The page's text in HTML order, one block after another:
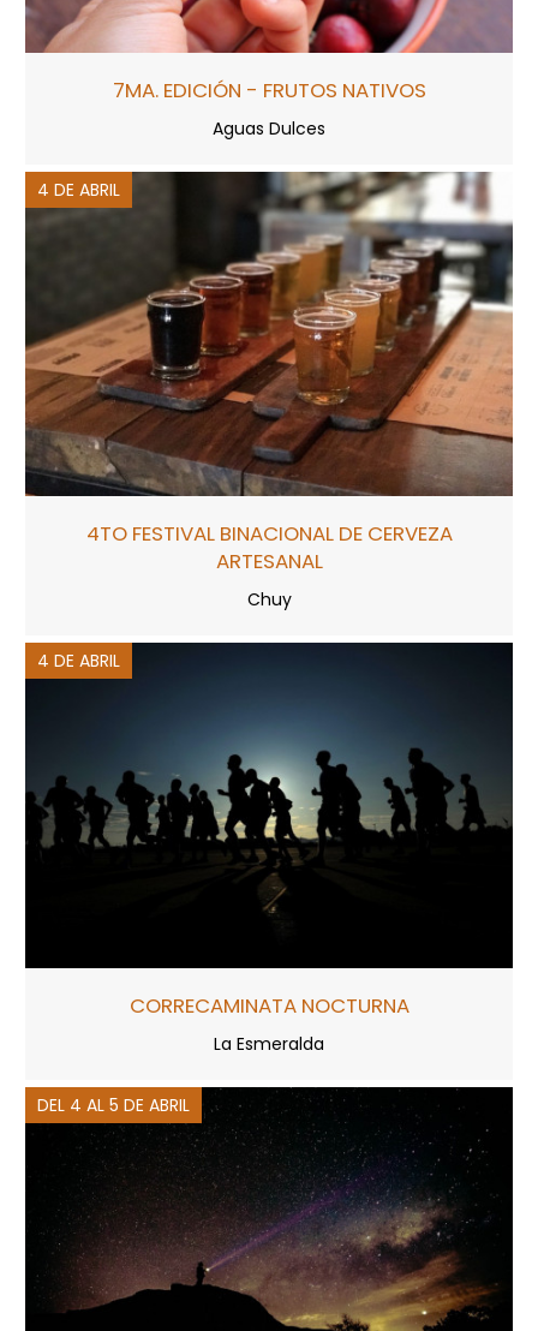
7MA. EDICIÓN - FRUTOS NATIVOS
Aguas Dulces
4 DE ABRIL
4TO FESTIVAL BINACIONAL DE CERVEZA
ARTESANAL
Chuy
4 DE ABRIL
CORRECAMINATA NOCTURNA
La Esmeralda
DEL 4 AL 5 DE ABRIL